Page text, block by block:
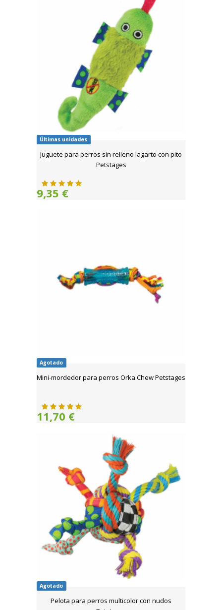
Últimas unidades
Juguete para perros sin relleno lagarto con pito
Petstages
9,35 €
Agotado
Mini-mordedor para perros Orka Chew Petstages
11,70 €
Agotado
Pelota para perros multicolor con nudos